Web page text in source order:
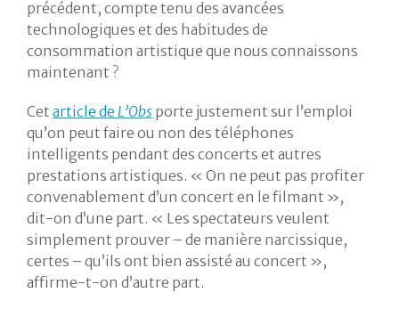
précédent, compte tenu des avancées
technologiques et des habitudes de
consommation artistique que nous connaissons
maintenant ?
Cet article de L’Obs porte justement sur l’emploi
qu’on peut faire ou non des téléphones
intelligents pendant des concerts et autres
prestations artistiques. « On ne peut pas profiter
convenablement d’un concert en le filmant »,
dit-on d’une part. « Les spectateurs veulent
simplement prouver – de manière narcissique,
certes – qu’ils ont bien assisté au concert »,
affirme-t-on d’autre part.